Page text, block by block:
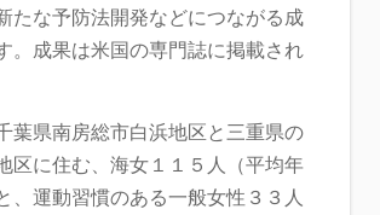
たな予防法開発などにつながる成
。成果は米国の専門誌に掲載され
葉県南房総市白浜地区と三重県の
区に住む、海女１１５人（平均年
、運動習慣のある一般女性３３人